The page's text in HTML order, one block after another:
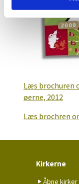
Læs brochuren
øerne, 2012
Læs brochren
Kirkerne
Åbne kirker